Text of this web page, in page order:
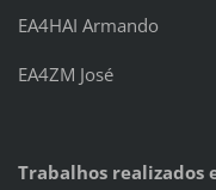
EA4HAI Armando
EA4ZM José
Trabalhos realizados